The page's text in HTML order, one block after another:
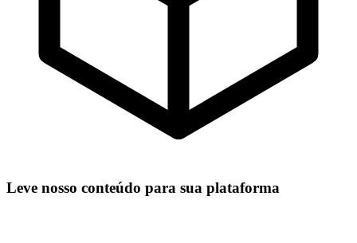
Leve nosso conteúdo para sua plataforma